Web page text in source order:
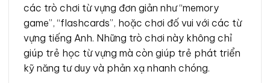
các trò chơi từ vựng đơn giản như “memory
game”, “flashcards”, hoặc chơi đố vui với các từ
vựng tiếng Anh. Những trò chơi này không chỉ
giúp trẻ học từ vựng mà còn giúp trẻ phát triển
kỹ năng tư duy và phản xạ nhanh chóng.